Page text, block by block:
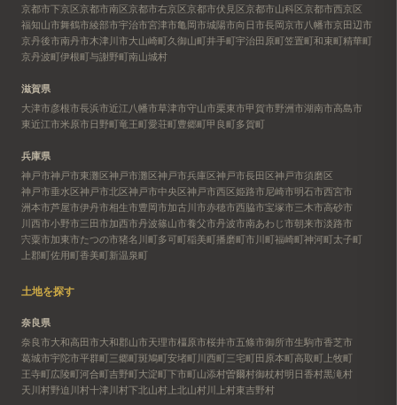
京都市下京区京都市南区京都市右京区京都市伏見区京都市山科区京都市西京区
福知山市舞鶴市綾部市宇治市宮津市亀岡市城陽市向日市長岡京市八幡市京田辺市
京丹後市南丹市木津川市大山崎町久御山町井手町宇治田原町笠置町和束町精華町
京丹波町伊根町与謝野町南山城村
滋賀県
大津市彦根市長浜市近江八幡市草津市守山市栗東市甲賀市野洲市湖南市高島市
東近江市米原市日野町竜王町愛荘町豊郷町甲良町多賀町
兵庫県
神戸市神戸市東灘区神戸市灘区神戸市兵庫区神戸市長田区神戸市須磨区
神戸市垂水区神戸市北区神戸市中央区神戸市西区姫路市尼崎市明石市西宮市
洲本市芦屋市伊丹市相生市豊岡市加古川市赤穂市西脇市宝塚市三木市高砂市
川西市小野市三田市加西市丹波篠山市養父市丹波市南あわじ市朝来市淡路市
宍粟市加東市たつの市猪名川町多可町稲美町播磨町市川町福崎町神河町太子町
上郡町佐用町香美町新温泉町
土地を探す
奈良県
奈良市大和高田市大和郡山市天理市橿原市桜井市五條市御所市生駒市香芝市
葛城市宇陀市平群町三郷町斑鳩町安堵町川西町三宅町田原本町高取町 上牧町
王寺町広陵町河合町吉野町大淀町下市町山添村曽爾村御杖村明日香村黒滝村
天川村野迫川村十津川村下北山村 上北山村川上村東吉野村